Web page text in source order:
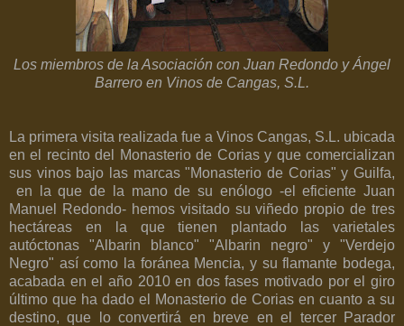
Los miembros de la Asociación con Juan Redondo y Ángel
Barrero en Vinos de Cangas, S.L.
La primera visita realizada fue a Vinos Cangas, S.L. ubicada
en el recinto del Monasterio de Corias y que comercializan
sus vinos bajo las marcas "Monasterio de Corias" y Guilfa,
en la que de la mano de su enólogo -el eficiente Juan
Manuel Redondo- hemos visitado su viñedo propio de tres
hectáreas en la que tienen plantado las varietales
autóctonas "Albarin blanco" "Albarin negro" y "Verdejo
Negro" así como la foránea Mencia, y su flamante bodega,
acabada en el año 2010 en dos fases motivado por el giro
último que ha dado el Monasterio de Corias en cuanto a su
destino, que lo convertirá en breve en el tercer Parador